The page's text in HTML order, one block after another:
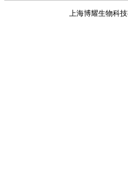
上海博耀生物科